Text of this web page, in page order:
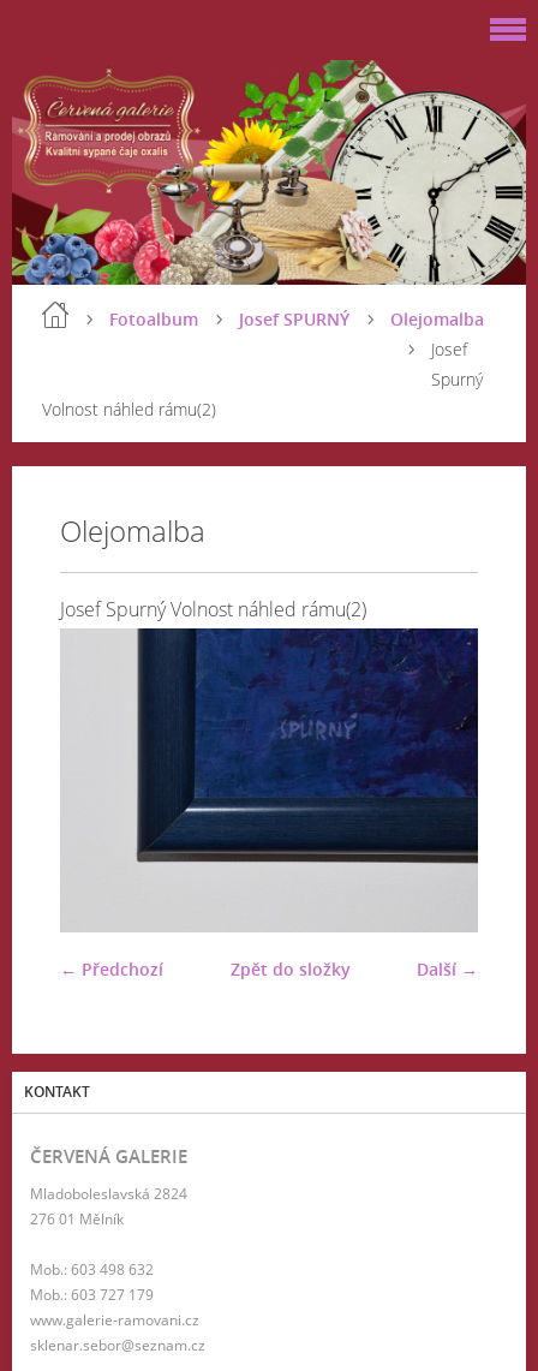
Fotoalbum Josef SPURNÝ
Olejomalba
Josef
Spurný
Volnost náhled rámu(2)
Olejomalba
Josef Spurný Volnost náhled rámu(2)
← Předchozí Další →
Zpět do složky
KONTAKT
ČERVENÁ GALERIE
Mladoboleslavská 2824
276 01 Mělník
Mob.: 603 498 632
Mob.: 603 727 179
www.galerie-ramovani.cz
sklenar.sebor@seznam.cz